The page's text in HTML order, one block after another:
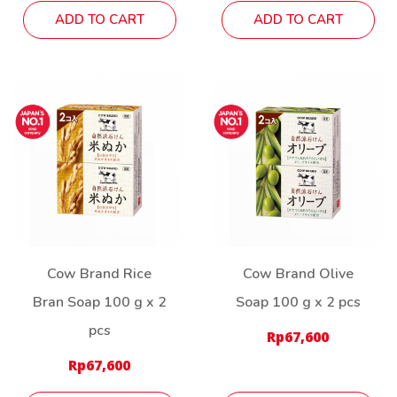
ADD TO CART ADD TO CART
Cow Brand Rice
Bran Soap 100 g x 2
pcs
Rp67,600
Cow Brand Olive
Soap 100 g x 2 pcs
Rp67,600